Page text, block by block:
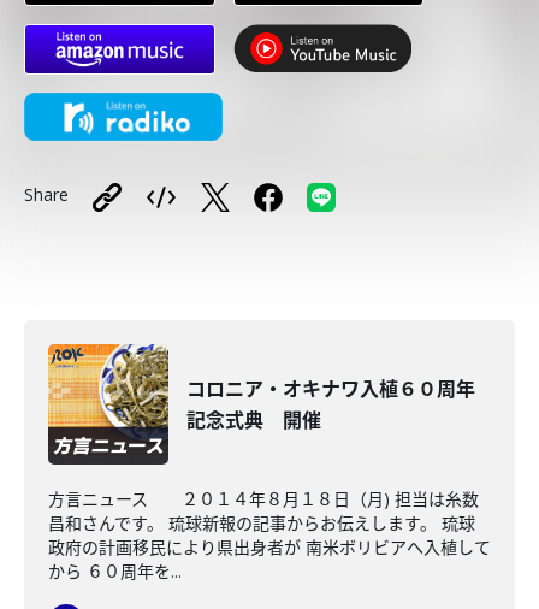
Share
コロニア・オキナワ入植６０周年
記念式典 開催
方言ニュース ２０１４年８月１８日（月) 担当は糸数
昌和さんです。 琉球新報の記事からお伝えします。 琉球
政府の計画移民により県出身者が 南米ボリビアへ入植して
から ６０周年を...